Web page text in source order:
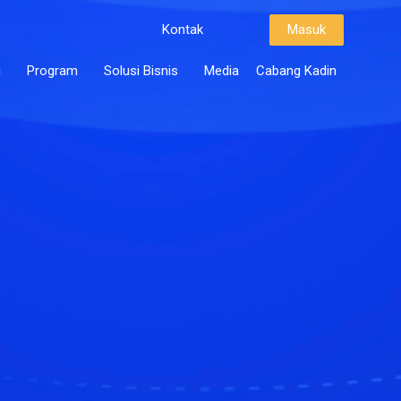
Kontak Masuk
Program Solusi Bisnis Media Cabang Kadin